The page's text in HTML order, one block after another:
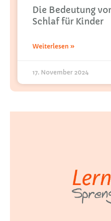
Die Bedeutung
Schlaf für Kinder
Weiterlesen »
17. November 2024